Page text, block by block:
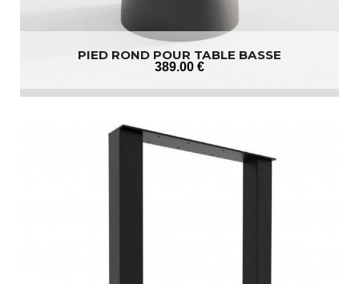
PIED ROND POUR TABLE BASSE
389.00 €